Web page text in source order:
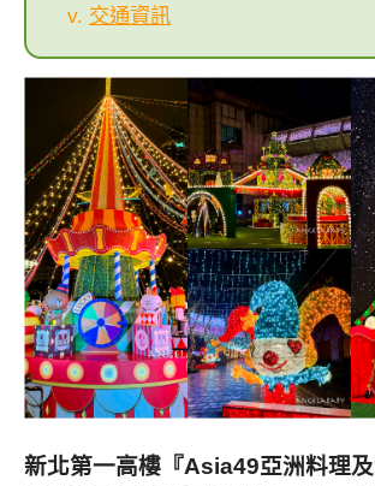
交通資訊
新北第一高樓『Asia49亞洲料理